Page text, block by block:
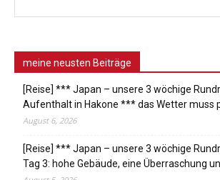
meine neusten Beiträge
[Reise] *** Japan – unsere 3 wöchige
Aufenthalt in Hakone *** das Wetter muss
August 6, 2026
[Reise] *** Japan – unsere 3 wöchige
Tag 3: hohe Gebäude, eine Überraschung